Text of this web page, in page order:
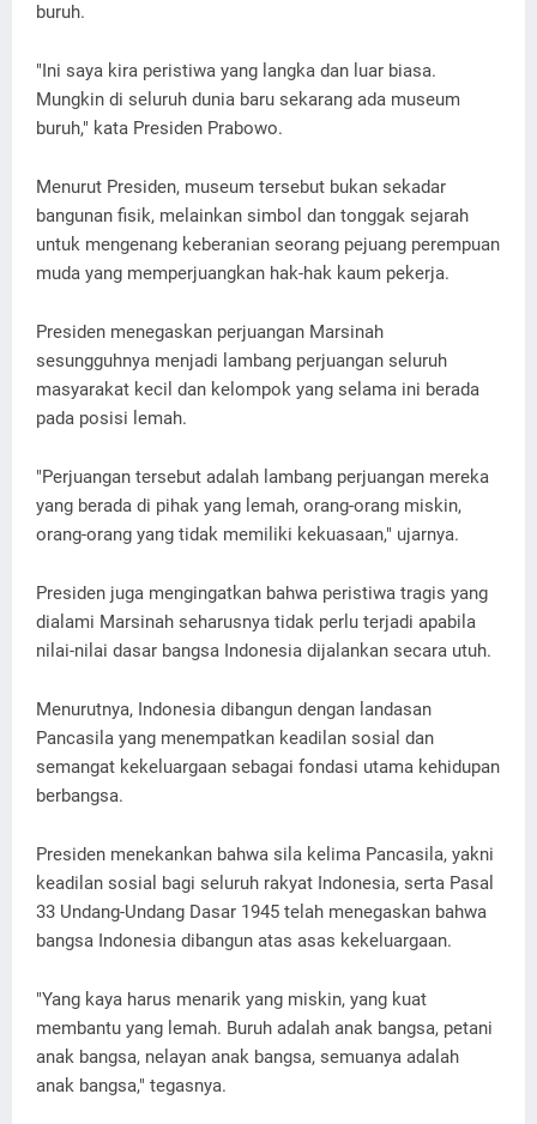
buruh.
"Ini saya kira peristiwa yang langka dan luar biasa.
Mungkin di seluruh dunia baru sekarang ada museum
buruh," kata Presiden Prabowo.
Menurut Presiden, museum tersebut bukan sekadar
bangunan fisik, melainkan simbol dan tonggak sejarah
untuk mengenang keberanian seorang pejuang perempuan
muda yang memperjuangkan hak-hak kaum pekerja.
Presiden menegaskan perjuangan Marsinah
sesungguhnya menjadi lambang perjuangan seluruh
masyarakat kecil dan kelompok yang selama ini berada
pada posisi lemah.
"Perjuangan tersebut adalah lambang perjuangan mereka
yang berada di pihak yang lemah, orang-orang miskin,
orang-orang yang tidak memiliki kekuasaan," ujarnya.
Presiden juga mengingatkan bahwa peristiwa tragis yang
dialami Marsinah seharusnya tidak perlu terjadi apabila
nilai-nilai dasar bangsa Indonesia dijalankan secara utuh.
Menurutnya, Indonesia dibangun dengan landasan
Pancasila yang menempatkan keadilan sosial dan
semangat kekeluargaan sebagai fondasi utama kehidupan
berbangsa.
Presiden menekankan bahwa sila kelima Pancasila, yakni
keadilan sosial bagi seluruh rakyat Indonesia, serta Pasal
33 Undang-Undang Dasar 1945 telah menegaskan bahwa
bangsa Indonesia dibangun atas asas kekeluargaan.
"Yang kaya harus menarik yang miskin, yang kuat
membantu yang lemah. Buruh adalah anak bangsa, petani
anak bangsa, nelayan anak bangsa, semuanya adalah
anak bangsa," tegasnya.